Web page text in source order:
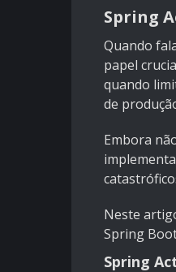
Spring
Quando
papel
quando
de
Embora
Neste
Spring
Spring